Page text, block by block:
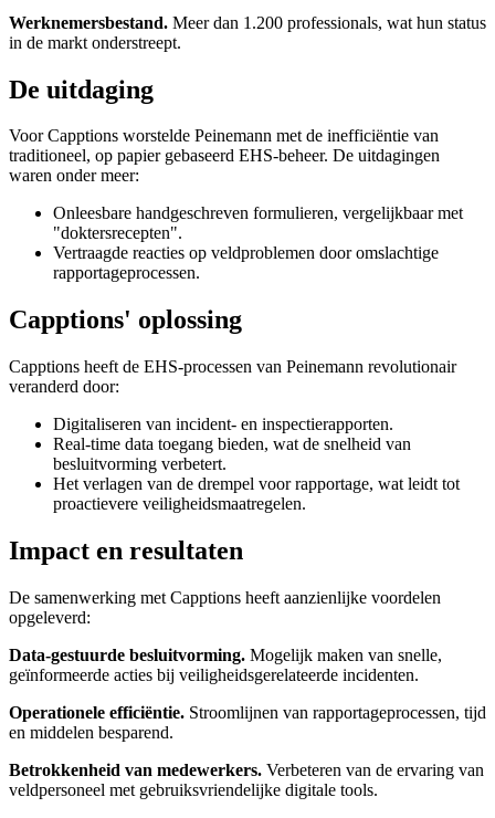
Werknemersbestand. Meer dan 1.200 professionals, wat hun status
in de markt onderstreept.
De uitdaging
Voor Capptions worstelde Peinemann met de inefficiëntie van
traditioneel, op papier gebaseerd EHS-beheer. De uitdagingen
waren onder meer:
Onleesbare handgeschreven formulieren, vergelijkbaar met
"doktersrecepten".
Vertraagde reacties op veldproblemen door omslachtige
rapportageprocessen.
Capptions' oplossing
Capptions heeft de EHS-processen van Peinemann revolutionair
veranderd door:
Digitaliseren van incident- en inspectierapporten.
Real-time data toegang bieden, wat de snelheid van
besluitvorming verbetert.
Het verlagen van de drempel voor rapportage, wat leidt tot
proactievere veiligheidsmaatregelen.
Impact en resultaten
De samenwerking met Capptions heeft aanzienlijke voordelen
opgeleverd:
Data-gestuurde besluitvorming. Mogelijk maken van snelle,
geïnformeerde acties bij veiligheidsgerelateerde incidenten.
Operationele efficiëntie. Stroomlijnen van rapportageprocessen, tijd
en middelen besparend.
Betrokkenheid van medewerkers. Verbeteren van de ervaring van
veldpersoneel met gebruiksvriendelijke digitale tools.